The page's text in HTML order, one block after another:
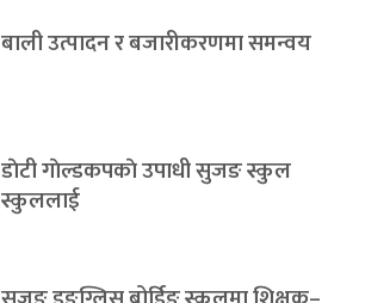
बाली उत्पादन र बजारीकरणमा समन्वय
डाेटी गाेल्डकपकाे उपाधी सुजङ स्कुल
स्कुललाई